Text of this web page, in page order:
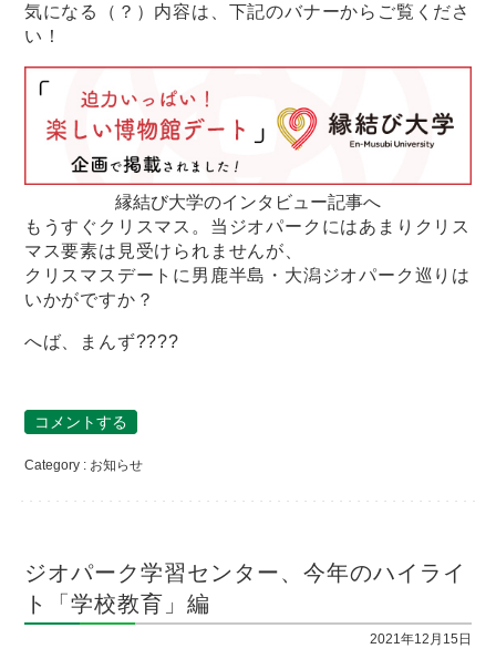
気になる（？）内容は、下記のバナーからご覧くださ
い！
縁結び大学のインタビュー記事へ
もうすぐクリスマス。当ジオパークにはあまりクリス
マス要素は見受けられませんが、
クリスマスデートに男鹿半島・大潟ジオパーク巡りは
いかがですか？
へば、まんず????
コメントする
Category : お知らせ
ジオパーク学習センター、今年のハイライ
ト「学校教育」編
2021年12月15日